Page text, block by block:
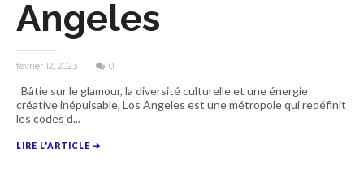
Angeles
février 12, 2023 0
Bâtie sur le glamour, la diversité culturelle et une énergie
créative inépuisable, Los Angeles est une métropole qui redéfinit
les codes d...
LIRE L'ARTICLE ➔